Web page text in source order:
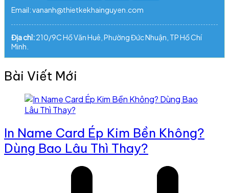
Email: vananh@thietkekhainguyen.com
Địa chỉ:210/9C Hồ Văn Huê, Phường Đức Nhuận, TP Hồ Chí
Minh.
Bài Viết Mới
In Name Card Ép Kim Bền Không?
Dùng Bao Lâu Thì Thay?